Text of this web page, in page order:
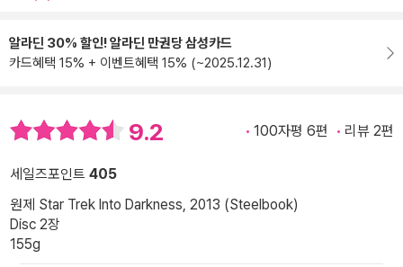
알라딘 30% 할인! 알라딘 만권당 삼성카드
카드혜택 15% + 이벤트혜택 15% (~2025.12.31)
9.2 100자평 6편 리뷰 2편
세일즈포인트 405
원제 Star Trek Into Darkness, 2013 (Steelbook)
Disc 2장
155g